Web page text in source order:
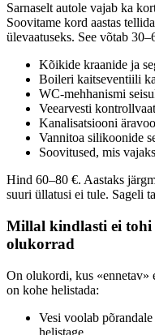
Sarnaselt autole vajab ka
Soovitame kord aastas
ülevaatuseks. See võtab
Kõikide kraanide ja
Boileri kaitseventiili
WC-mehhanismi
Veearvesti
Kanalisatsiooni
Vannitoa silikoonide
Soovitused, mis
Hind 60–80 €. Aastaks
suuri üllatusi ei tule. Sageli
Millal kindlasti ei tohi
olukorrad
On olukordi, kus «ennetav»
on kohe helistada:
Vesi voolab
helistage.